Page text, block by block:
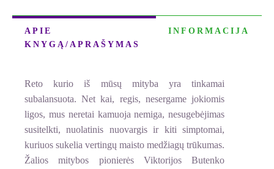
APIE
KNYGĄ/APRAŠYMAS
INFORMACIJA
Reto kurio iš mūsų mityba yra tinkamai
subalansuota. Net kai, regis, nesergame jokiomis
ligos, mus neretai kamuoja nemiga, nesugebėjimas
susitelkti, nuolatinis nuovargis ir kiti simptomai,
kuriuos sukelia vertingų maisto medžiagų trūkumas.
Žalios mitybos pionierės Viktorijos Butenko